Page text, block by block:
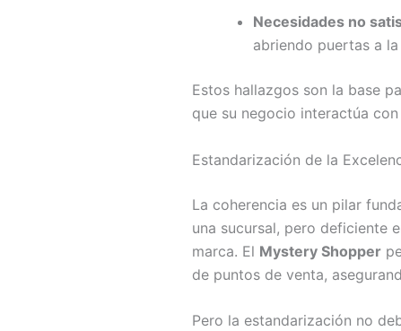
Necesidades no
abriendo puertas a
Estos hallazgos son la base
que su negocio interactúa
Estandarización de la
La coherencia es un pilar
una sucursal, pero deficiente
marca. El Mystery Shopper
de puntos de venta,
Pero la estandarización no